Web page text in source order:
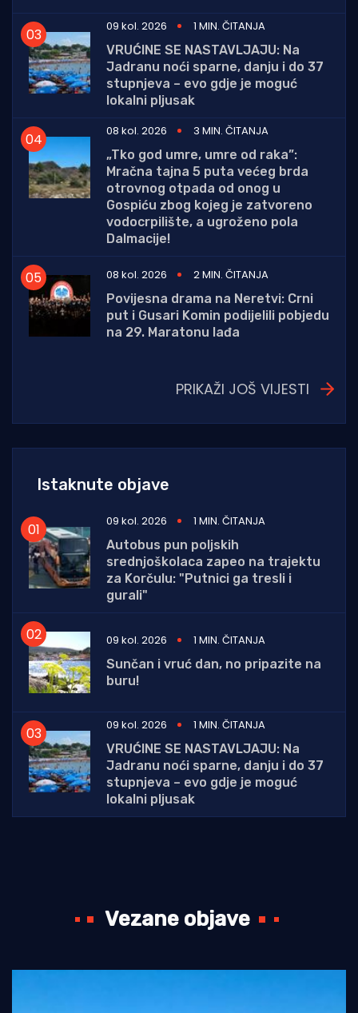
09 kol. 2026
1 MIN. ČITANJA
VRUĆINE SE NASTAVLJAJU: Na
Jadranu noći sparne, danju i do 37
stupnjeva – evo gdje je moguć
lokalni pljusak
08 kol. 2026
3 MIN. ČITANJA
„Tko god umre, umre od raka”:
Mračna tajna 5 puta većeg brda
otrovnog otpada od onog u
Gospiću zbog kojeg je zatvoreno
vodocrpilište, a ugroženo pola
Dalmacije!
08 kol. 2026
2 MIN. ČITANJA
Povijesna drama na Neretvi: Crni
put i Gusari Komin podijelili pobjedu
na 29. Maratonu lađa
PRIKAŽI JOŠ VIJESTI
Istaknute objave
09 kol. 2026
1 MIN. ČITANJA
Autobus pun poljskih
srednjoškolaca zapeo na trajektu
za Korčulu: "Putnici ga tresli i
gurali"
09 kol. 2026
1 MIN. ČITANJA
Sunčan i vruć dan, no pripazite na
buru!
09 kol. 2026
1 MIN. ČITANJA
VRUĆINE SE NASTAVLJAJU: Na
Jadranu noći sparne, danju i do 37
stupnjeva – evo gdje je moguć
lokalni pljusak
Vezane objave